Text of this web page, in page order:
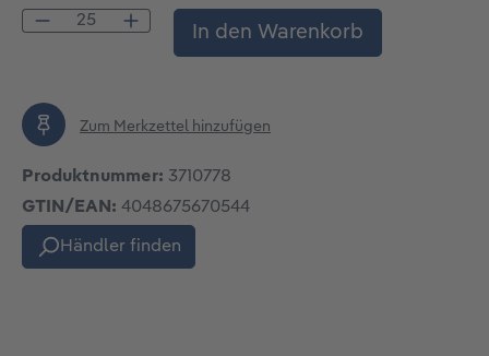
Produkt Anzahl: Gib den gewünschten
In den Warenkorb
Zum Merkzettel hinzufügen
Produktnummer: 3710778
GTIN/EAN: 4048675670544
Händler finden